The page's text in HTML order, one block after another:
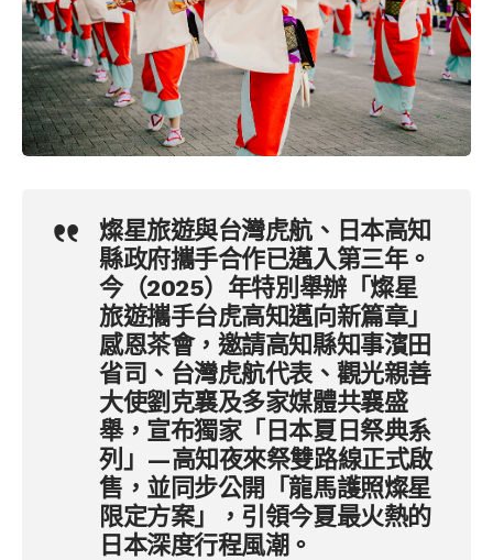
燦星旅遊與台灣虎航、日本高知
縣政府攜手合作已邁入第三年。
今（2025）年特別舉辦「燦星
旅遊攜手台虎高知邁向新篇章」
感恩茶會，邀請高知縣知事濱田
省司、台灣虎航代表、觀光親善
大使劉克襄及多家媒體共襄盛
舉，宣布獨家「日本夏日祭典系
列」—高知夜來祭雙路線正式啟
售，並同步公開「龍馬護照燦星
限定方案」，引領今夏最火熱的
日本深度行程風潮。